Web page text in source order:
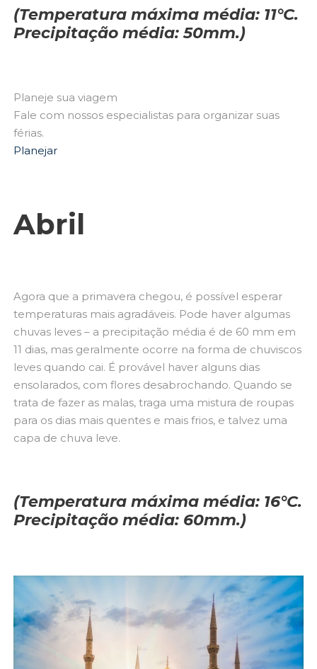
(Temperatura máxima média: 11°C.
Precipitação média: 50mm.)
Planeje sua viagem
Fale com nossos especialistas para organizar suas
férias.
Planejar
Abril
Agora que a primavera chegou, é possível esperar
temperaturas mais agradáveis. Pode haver algumas
chuvas leves – a precipitação média é de 60 mm em
11 dias, mas geralmente ocorre na forma de chuviscos
leves quando cai. É provável haver alguns dias
ensolarados, com flores desabrochando. Quando se
trata de fazer as malas, traga uma mistura de roupas
para os dias mais quentes e mais frios, e talvez uma
capa de chuva leve.
(Temperatura máxima média: 16°C.
Precipitação média: 60mm.)